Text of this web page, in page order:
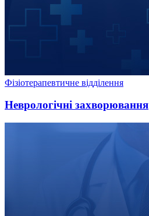
Фізіотерапевтичне відділення
Неврологічні захворювання